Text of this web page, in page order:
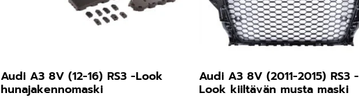
Audi A3 8V (12-16) RS3 -Look
hunajakennomaski
Audi A3 8V (2011-2015) RS3 -
Look kiiltävän musta maski